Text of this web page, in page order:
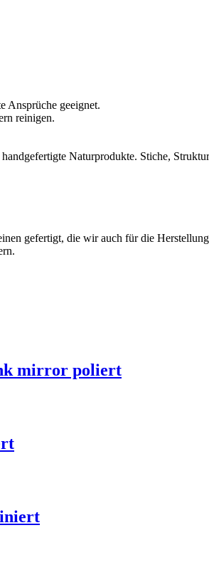
Ansprüche geeignet.
reinigen.
Naturprodukte. Stiche,
gefertigt, die wir auch für die
mirror poliert